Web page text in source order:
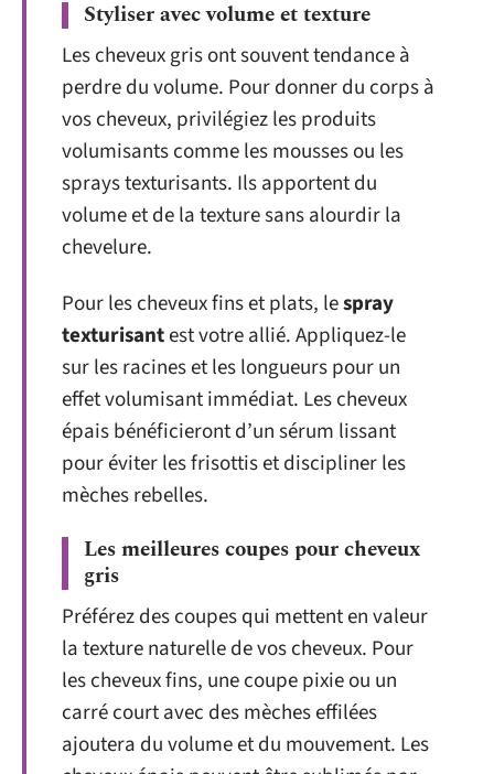
Styliser avec volume et texture
Les cheveux gris ont souvent tendance à
perdre du volume. Pour donner du corps à
vos cheveux, privilégiez les produits
volumisants comme les mousses ou les
sprays texturisants. Ils apportent du
volume et de la texture sans alourdir la
chevelure.
Pour les cheveux fins et plats, lespray
texturisantest votre allié. Appliquez-le
sur les racines et les longueurs pour un
effet volumisant immédiat. Les cheveux
épais bénéficieront d’un sérum lissant
pour éviter les frisottis et discipliner les
mèches rebelles.
Les meilleures coupes pour cheveux
gris
Préférez des coupes qui mettent en valeur
la texture naturelle de vos cheveux. Pour
les cheveux fins, une coupe pixie ou un
carré court avec des mèches effilées
ajoutera du volume et du mouvement. Les